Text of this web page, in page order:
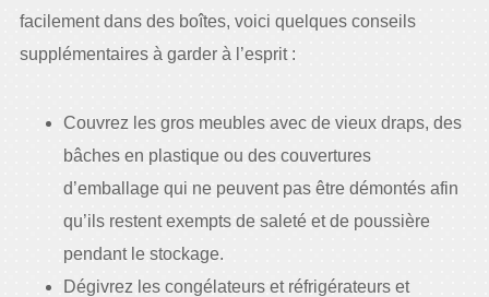
facilement dans des boîtes, voici quelques conseils
supplémentaires à garder à l’esprit :
Couvrez les gros meubles avec de vieux draps, des
bâches en plastique ou des couvertures
d’emballage qui ne peuvent pas être démontés afin
qu’ils restent exempts de saleté et de poussière
pendant le stockage.
Dégivrez les congélateurs et réfrigérateurs et